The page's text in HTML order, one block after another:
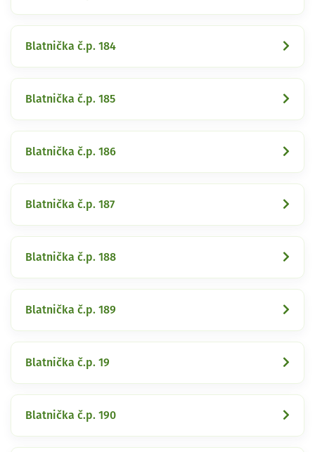
Blatnička č.p. 184
Blatnička č.p. 185
Blatnička č.p. 186
Blatnička č.p. 187
Blatnička č.p. 188
Blatnička č.p. 189
Blatnička č.p. 19
Blatnička č.p. 190